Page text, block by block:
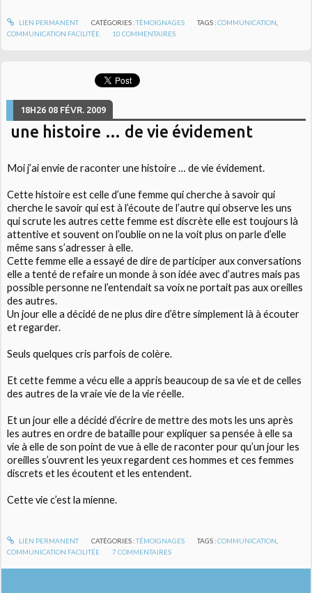
LIEN PERMANENT CATÉGORIES :TÉMOIGNAGES TAGS :COMMUNICATION
COMMUNICATION FACILITÉE
10 COMMENTAIRES
18H26 08 FÉVR. 2009
une histoire … de vie évidement
Moi j’ai envie de raconter une histoire … de vie évidement.
Cette histoire est celle d’une femme qui cherche à savoir qui
cherche le savoir qui est à l’écoute de l’autre qui observe les uns
qui scrute les autres cette femme est discrète elle est toujours là
attentive et souvent on l’oublie on ne la voit plus on parle d’elle
même sans s’adresser à elle.
Cette femme elle a essayé de dire de participer aux conversations
elle a tenté de refaire un monde à son idée avec d’autres mais pas
possible personne ne l’entendait sa voix ne portait pas aux oreilles
des autres.
Un jour elle a décidé de ne plus dire d’être simplement là à écouter
et regarder.
Seuls quelques cris parfois de colère.
Et cette femme a vécu elle a appris beaucoup de sa vie et de celles
des autres de la vraie vie de la vie réelle.
Et un jour elle a décidé d’écrire de mettre des mots les uns après
les autres en ordre de bataille pour expliquer sa pensée à elle sa
vie à elle de son point de vue à elle de raconter pour qu’un jour les
oreilles s’ouvrent les yeux regardent ces hommes et ces femmes
discrets et les écoutent et les entendent.
Cette vie c’est la mienne.
LIEN PERMANENT CATÉGORIES :TÉMOIGNAGES TAGS :COMMUNICATION
COMMUNICATION FACILITÉE
7COMMENTAIRES